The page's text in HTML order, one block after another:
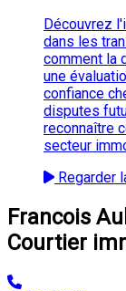
Découvrez
dans les
comment la
une
confiance
disputes
reconnaître
secteur
Regarder
Francois
Courtier